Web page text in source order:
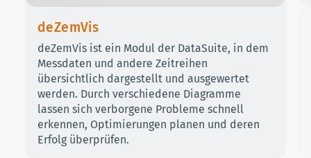
deZemVis
deZemVis ist ein Modul der DataSuite, in dem
Messdaten und andere Zeitreihen
übersichtlich dargestellt und ausgewertet
werden. Durch verschiedene Diagramme
lassen sich verborgene Probleme schnell
erkennen, Optimierungen planen und deren
Erfolg überprüfen.